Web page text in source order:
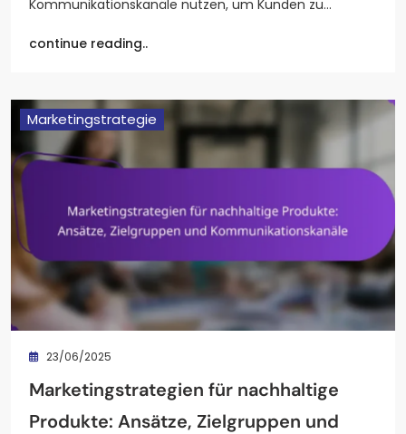
Kommunikationskanäle nutzen, um Kunden zu…
continue reading..
Marketingstrategie
23/06/2025
Marketingstrategien für nachhaltige
Produkte: Ansätze, Zielgruppen und